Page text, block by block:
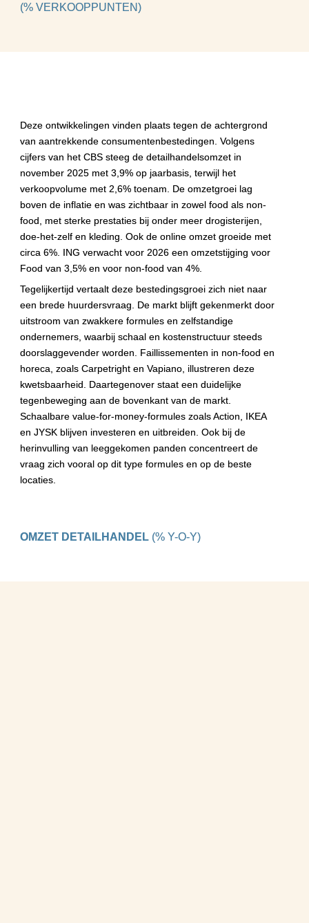
(% VERKOOPPUNTEN)
Deze ontwikkelingen vinden plaats tegen de achtergrond
van aantrekkende consumentenbestedingen. Volgens
cijfers van het CBS steeg de detailhandelsomzet in
november 2025 met 3,9% op jaarbasis, terwijl het
verkoopvolume met 2,6% toenam. De omzetgroei lag
boven de inflatie en was zichtbaar in zowel food als non-
food, met sterke prestaties bij onder meer drogisterijen,
doe-het-zelf en kleding. Ook de online omzet groeide met
circa 6%. ING verwacht voor 2026 een omzetstijging voor
Food van 3,5% en voor non-food van 4%.
Tegelijkertijd vertaalt deze bestedingsgroei zich niet naar
een brede huurdersvraag. De markt blijft gekenmerkt door
uitstroom van zwakkere formules en zelfstandige
ondernemers, waarbij schaal en kostenstructuur steeds
doorslaggevender worden. Faillissementen in non-food en
horeca, zoals Carpetright en Vapiano, illustreren deze
kwetsbaarheid. Daartegenover staat een duidelijke
tegenbeweging aan de bovenkant van de markt.
Schaalbare value-for-money-formules zoals Action, IKEA
en JYSK blijven investeren en uitbreiden. Ook bij de
herinvulling van leeggekomen panden concentreert de
vraag zich vooral op dit type formules en op de beste
locaties.
OMZET DETAILHANDEL (% Y-O-Y)